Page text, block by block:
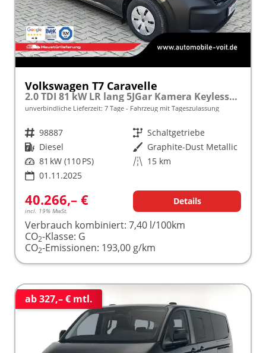
Volkswagen T7 Caravelle
2.0 TDI 81 kW LR lang 5JGar Kamera KeylessGo
unverbindliche Lieferzeit: 7 Tage Fahrzeug mit Tageszulassung
Fahrzeugnr. 98887 Getriebe Schaltgetriebe
Kraftstoff Diesel Außenfarbe Graphite-Dust Metallic
Leistung 81 kW (110 PS) Kilometerstand 15 km
01.11.2025
40.266,– €
incl. 19% MwSt.
Details
Verbrauch kombiniert: 7,40 l/100km
CO2-Klasse: G
CO2-Emissionen: 193,00 g/km
ab 327,– € mtl.